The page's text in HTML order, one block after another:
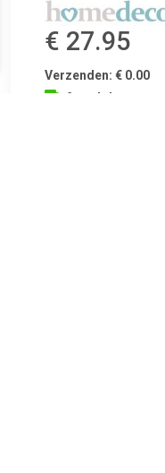
€ 27.95
Verzenden: € 0.00
2 werkdagen